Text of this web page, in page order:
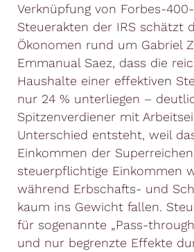
Verknüpfung von Forbes-
Steuerakten der IRS schätzt
Ökonomen rund um Gabriel
Emmanual Saez, dass die
Haushalte einer effektiven
nur 24 % unterliegen –
Spitzenverdiener mit
Unterschied entsteht, weil
Einkommen der
steuerpflichtige Einkommen
während Erbschafts- und
kaum ins Gewicht fallen.
für sogenannte „Pass-
und nur begrenzte Effekte